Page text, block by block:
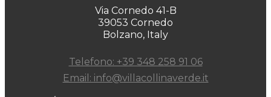
Via Cornedo 41-B
39053 Cornedo
Bolzano, Italy
Telefono: +39 348 258 91 06
Email: info@villacollinaverde.it